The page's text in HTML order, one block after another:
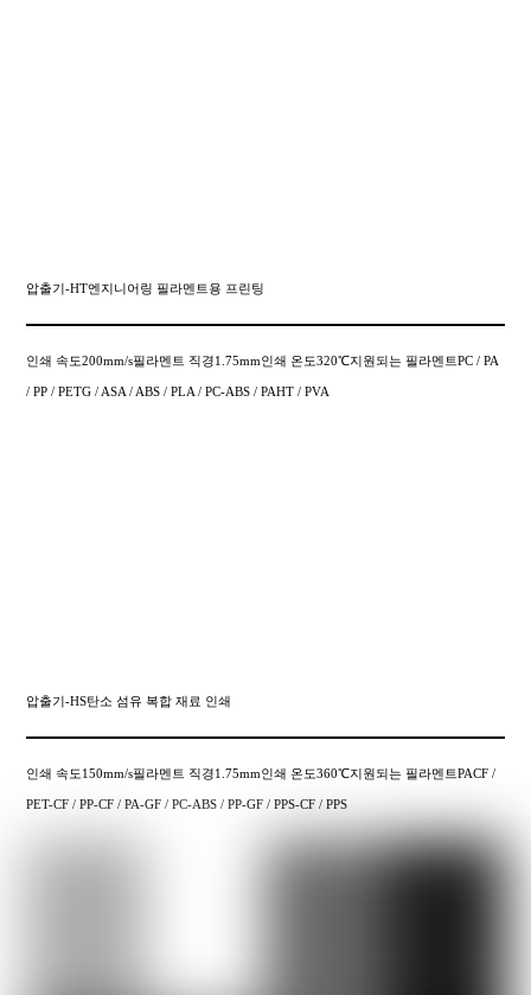
압출기-HT엔지니어링 필라멘트용 프린팅
인쇄 속도200mm/s필라멘트 직경1.75mm인쇄 온도320℃지원되는 필라멘트PC / PA
/ PP / PETG / ASA / ABS / PLA / PC-ABS / PAHT / PVA
압출기-HS탄소 섬유 복합 재료 인쇄
인쇄 속도150mm/s필라멘트 직경1.75mm인쇄 온도360℃지원되는 필라멘트PACF /
PET-CF / PP-CF / PA-GF / PC-ABS / PP-GF / PPS-CF / PPS